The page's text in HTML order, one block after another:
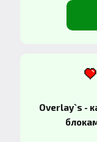
Overlay`s -